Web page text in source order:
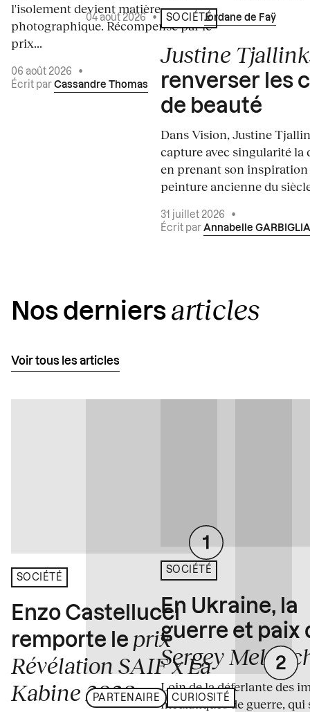
l'isolement devient matière
photographique. Récompensé par le
prix...
06 août 2026
•
Écrit par Cassandre Thomas
04 août 2026 • Écrit par Jordane de Faÿ
SOCIÉTÉ
Justine
renverser les
de beauté
Dans Vision, Justine
capture avec singularité la
en prenant son inspiration
peinture ancienne du
31 juillet 2026
•
Écrit par Annabelle GARBIGLIA
Nos derniers articles
Voir tous les articles
SOCIÉTÉ
Enzo Castellucci
remporte le prix
Révélation SAIF x La
Kabine 2026
PARTENAIRE CURIOSITÉ
SOCIÉTÉ
En Ukraine, la
guerre et paix
Sergey
Loin de la déferlante des
médiatiques de guerre, qui